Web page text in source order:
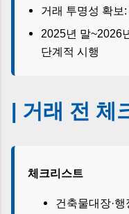
거래 투명성 확보:
2025년 말~2026
단계적 시행
| 거래 전
체크리스트
건축물대장·